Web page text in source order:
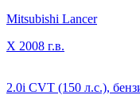
Mitsubishi Lancer
X 2008 г.в.
2.0i CVT (150 л.с.),